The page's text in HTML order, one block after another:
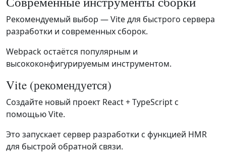
Рекомендуемый выбор — Vite для быстрого сервера
разработки и современных сборок.
Webpack остаётся популярным и
высококонфигурируемым инструментом.
Vite (рекомендуется)
Создайте новый проект React + TypeScript с
помощью Vite.
Это запускает сервер разработки с функцией HMR
для быстрой обратной связи.